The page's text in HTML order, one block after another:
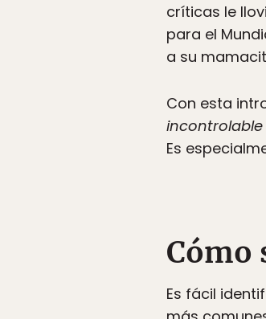
críticas le
para el
a su
Con esta
incontrolable
Es
Cómo
Es fácil